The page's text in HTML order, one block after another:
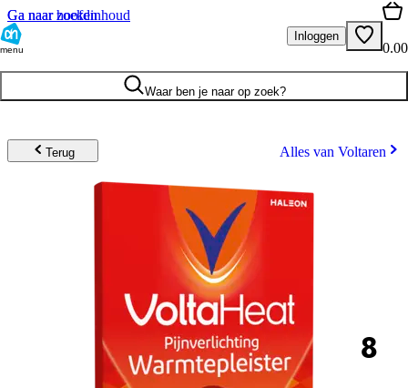
Ga naar hoofdinhoud
Ga naar zoeken
menu
Inloggen
0.00
Waar ben je naar op zoek?
Terug Alles van Voltaren
8